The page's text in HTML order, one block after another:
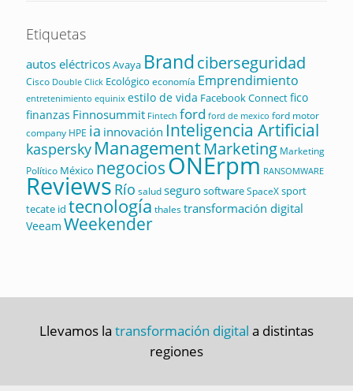
Etiquetas
autos eléctricosAvaya Brandciberseguridad
Cisco Double Click Ecológico economía Emprendimiento
entretenimiento equinix estilo de vida Facebook Connectfico
finanzas Finnosummit Fintech ford ford de mexico ford motor
company HPE ia innovación Inteligencia Artificial
kaspersky ManagementMarketing Marketing
Político México negociosONErpm RANSOMWARE
Reviews Río saludsegurosoftwareSpaceXsport
tecate id tecnología thalestransformación digital
Veeam Weekender
Llevamos la transformación digital a distintas
regiones